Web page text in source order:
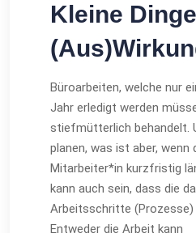
Kleine
Büroarbeiten, welche nur
Jahr erledigt werden
stiefmütterlich behandelt.
planen, was ist aber, wenn
Mitarbeiter*in kurzfristig
kann auch sein, dass die
Arbeitsschritte (Prozesse)
Entweder die Arbeit kann